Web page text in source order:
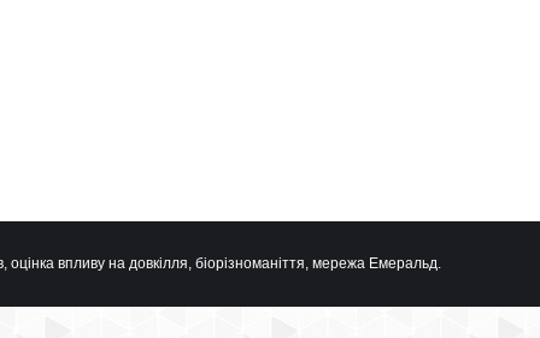
впливу на довкілля, біорізноманіття, мережа Емеральд.